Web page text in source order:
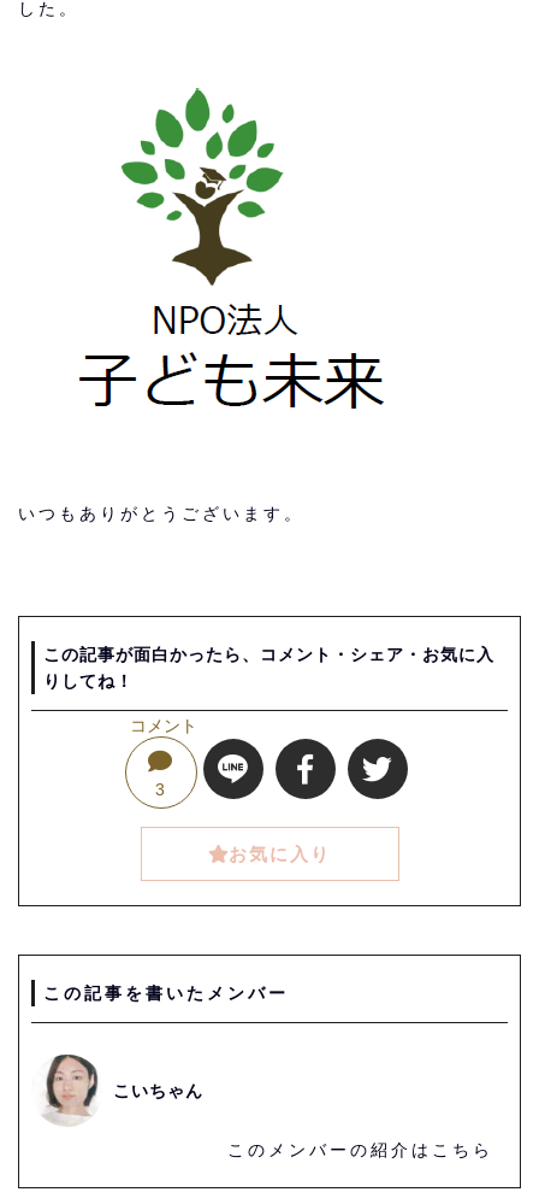
した。
いつもありがとうございます。
この記事が面白かったら、コメント・シェア・お気に入
りしてね！
コメント
3
お気に入り
この記事を書いたメンバー
こいちゃん
このメンバーの紹介はこちら